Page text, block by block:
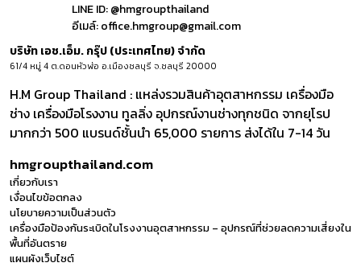
LINE ID:@hmgroupthailand
อีเมล์:office.hmgroup@gmail.com
บริษัท เอช.เอ็ม. กรุ๊ป (ประเทศไทย) จำกัด
61/4 หมู่ 4 ต.ดอนหัวฬ่อ อ.เมืองชลบุรี จ.ชลบุรี 20000
H.M Group Thailand : แหล่งรวมสินค้าอุตสาหกรรม เครื่องมือ
ช่าง เครื่องมือโรงงาน ทูลลิ่ง อุปกรณ์งานช่างทุกชนิด จากยุโรป
มากกว่า 500 แบรนด์ชั้นนำ 65,000 รายการ ส่งได้ใน 7-14 วัน
hmgroupthailand.com
เกี่ยวกับเรา
เงื่อนไขข้อตกลง
นโยบายความเป็นส่วนตัว
เครื่องมือป้องกันระเบิดในโรงงานอุตสาหกรรม – อุปกรณ์ที่ช่วยลดความเสี่ยงใน
พื้นที่อันตราย
แผนผังเว็บไซต์